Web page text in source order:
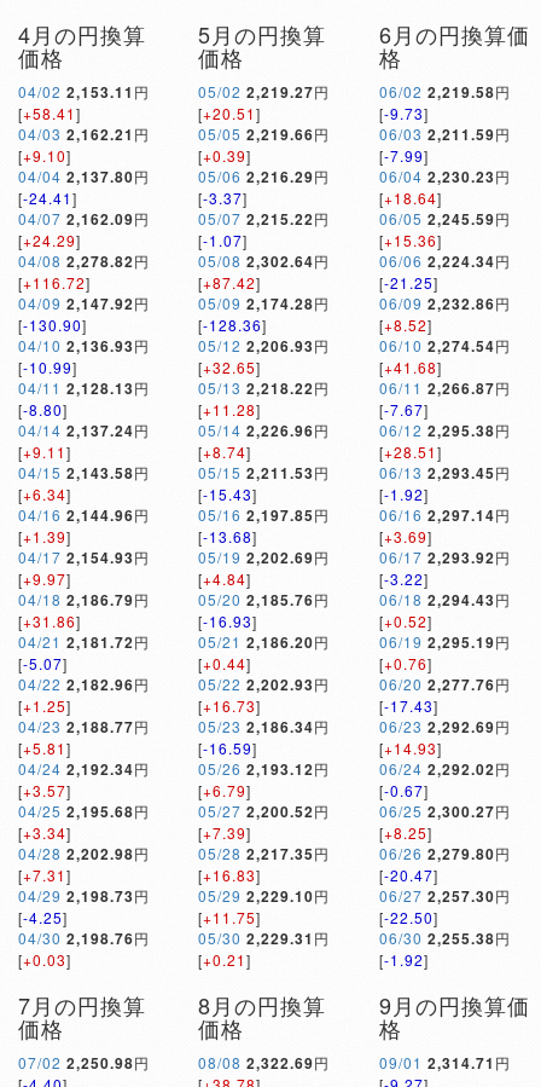
4月の円換算
価格
04/02 2,153.11 円
[+58.41]
04/03 2,162.21 円
[+9.10]
04/04 2,137.80円
[-24.41]
04/07 2,162.09円
[+24.29]
04/08 2,278.82円
[+116.72]
04/09 2,147.92円
[-130.90]
04/10 2,136.93円
[-10.99]
04/11 2,128.13円
[-8.80]
04/14 2,137.24円
[+9.11]
04/15 2,143.58円
[+6.34]
04/16 2,144.96円
[+1.39]
04/17 2,154.93円
[+9.97]
04/18 2,186.79円
[+31.86]
04/21 2,181.72円
[-5.07]
04/22 2,182.96円
[+1.25]
04/23 2,188.77円
[+5.81]
04/24 2,192.34円
[+3.57]
04/25 2,195.68円
[+3.34]
04/28 2,202.98円
[+7.31]
04/29 2,198.73円
[-4.25]
04/30 2,198.76円
[+0.03]
5月の円換算
価格
05/02 2,219.27円
[+20.51]
05/05 2,219.66円
[+0.39]
05/06 2,216.29円
[-3.37]
05/07 2,215.22円
[-1.07]
05/08 2,302.64円
[+87.42]
05/09 2,174.28円
[-128.36]
05/12 2,206.93円
[+32.65]
05/13 2,218.22円
[+11.28]
05/14 2,226.96円
[+8.74]
05/15 2,211.53円
[-15.43]
05/16 2,197.85円
[-13.68]
05/19 2,202.69円
[+4.84]
05/20 2,185.76円
[-16.93]
05/21 2,186.20円
[+0.44]
05/22 2,202.93円
[+16.73]
05/23 2,186.34円
[-16.59]
05/26 2,193.12円
[+6.79]
05/27 2,200.52円
[+7.39]
05/28 2,217.35円
[+16.83]
05/29 2,229.10円
[+11.75]
05/30 2,229.31 円
[+0.21]
6月の円換算価
格
06/02 2,219.58円
[-9.73]
06/03 2,211.59円
[-7.99]
06/04 2,230.23円
[+18.64]
06/05 2,245.59円
[+15.36]
06/06 2,224.34円
[-21.25]
06/09 2,232.86円
[+8.52]
06/10 2,274.54円
[+41.68]
06/11 2,266.87円
[-7.67]
06/12 2,295.38円
[+28.51]
06/13 2,293.45円
[-1.92]
06/16 2,297.14円
[+3.69]
06/17 2,293.92円
[-3.22]
06/18 2,294.43円
[+0.52]
06/19 2,295.19円
[+0.76]
06/20 2,277.76円
[-17.43]
06/23 2,292.69円
[+14.93]
06/24 2,292.02円
[-0.67]
06/25 2,300.27円
[+8.25]
06/26 2,279.80円
[-20.47]
06/27 2,257.30円
[-22.50]
06/30 2,255.38円
[-1.92]
7月の円換算
価格
07/02 2,250.98円
8月の円換算
価格
08/08 2,322.69円
9月の円換算価
格
09/01 2,314.71 円